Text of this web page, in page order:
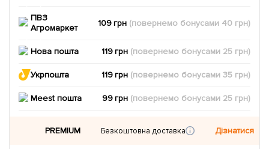
ПВЗ
Агромаркет
109 грн (повернемо бонусами 40 грн)
Нова пошта 119 грн (повернемо бонусами 25 грн)
Укрпошта 119 грн (повернемо бонусами35 грн)
Meest пошта 99 грн (повернемо бонусами 25 грн)
PREMIUM Безкоштовна доставка Дізнатися